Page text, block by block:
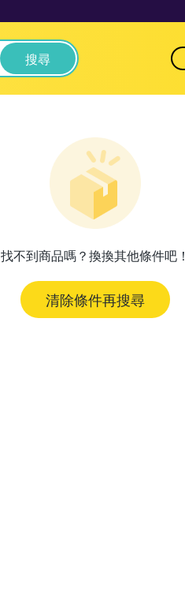
搜尋
找不到商品嗎？換換其他條件吧！
清除條件再搜尋